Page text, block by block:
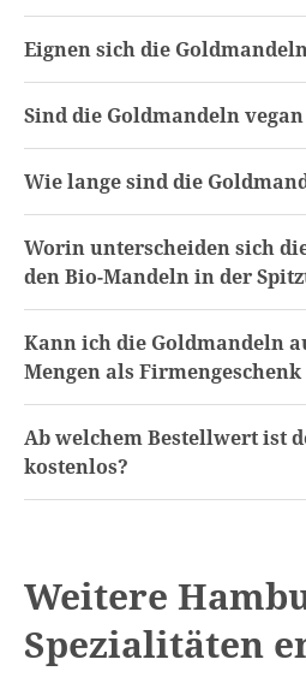
Eignen sich die
Sind die Goldmandeln
Wie lange sind die
Worin unterscheiden sich
den Bio-Mandeln in der
Kann ich die Goldmandeln
Mengen als
Ab welchem Bestellwert ist
kostenlos?
Weitere
Spezialitäten